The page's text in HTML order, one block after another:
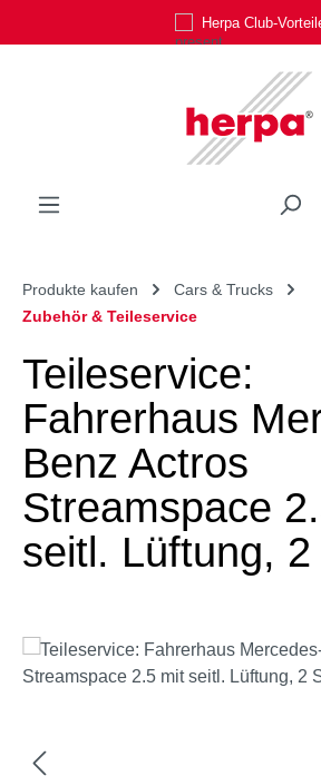
Zum Hauptinhalt springenHerpa Club-
Produkte kaufen
Cars & Trucks
Zubehör & Teileservice
Teileservice:
Fahrerhaus
Benz Actros
Streamspace
seitl. Lüftung,
Bildergalerie überspringen